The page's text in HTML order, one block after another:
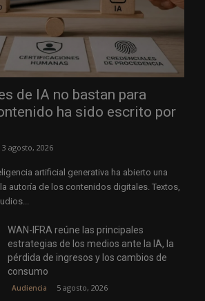
de IA no bastan para
ha sido escrito por
3 agosto, 2026
artificial generativa ha abierto una
autoría de los contenidos digitales. Textos,
WAN-IFRA reúne las principales
estrategias de los medios ante la IA, la
pérdida de ingresos y los cambios de
consumo
Audiencia 5 agosto, 2026